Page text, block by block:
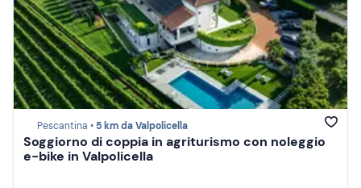
Pescantina • 5 km da Valpolicella
Soggiorno di coppia in agriturismo con noleggio
e-bike in Valpolicella